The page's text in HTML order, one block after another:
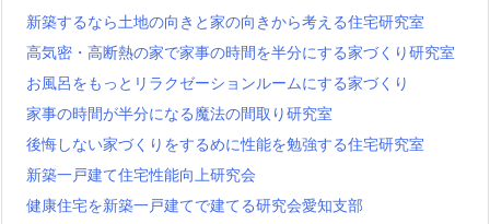
新築するなら土地の向きと家の向きから考える住宅研究室
高気密・高断熱の家で家事の時間を半分にする家づくり研究室
お風呂をもっとリラクゼーションルームにする家づくり
家事の時間が半分になる魔法の間取り研究室
後悔しない家づくりをするめに性能を勉強する住宅研究室
新築一戸建て住宅性能向上研究会
健康住宅を新築一戸建てで建てる研究会愛知支部